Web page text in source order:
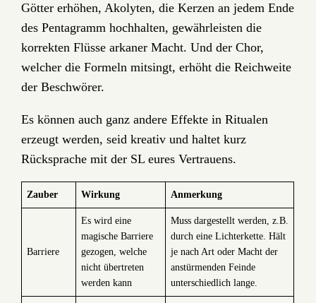
Götter erhöhen, Akolyten, die Kerzen an jedem Ende
des Pentagramm hochhalten, gewährleisten die
korrekten Flüsse arkaner Macht. Und der Chor,
welcher die Formeln mitsingt, erhöht die Reichweite
der Beschwörer.
Es können auch ganz andere Effekte in Ritualen
erzeugt werden, seid kreativ und haltet kurz
Rücksprache mit der SL eures Vertrauens.
Zauber Wirkung Anmerkung
Barriere
Es wird eine
magische Barriere
gezogen, welche
nicht übertreten
werden kann
Muss dargestellt werden, z.B.
durch eine Lichterkette. Hält
je nach Art oder Macht der
anstürmenden Feinde
unterschiedlich lange.